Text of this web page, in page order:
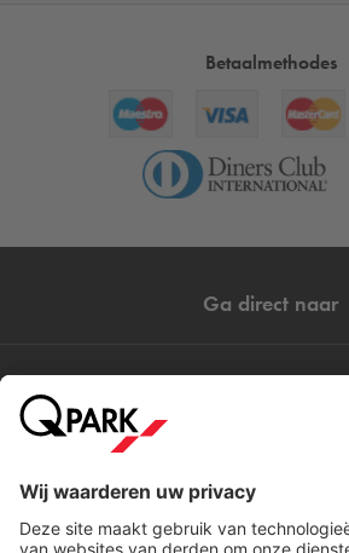
Betaalmethodes
Ga direct naar
Populaire steden
Download